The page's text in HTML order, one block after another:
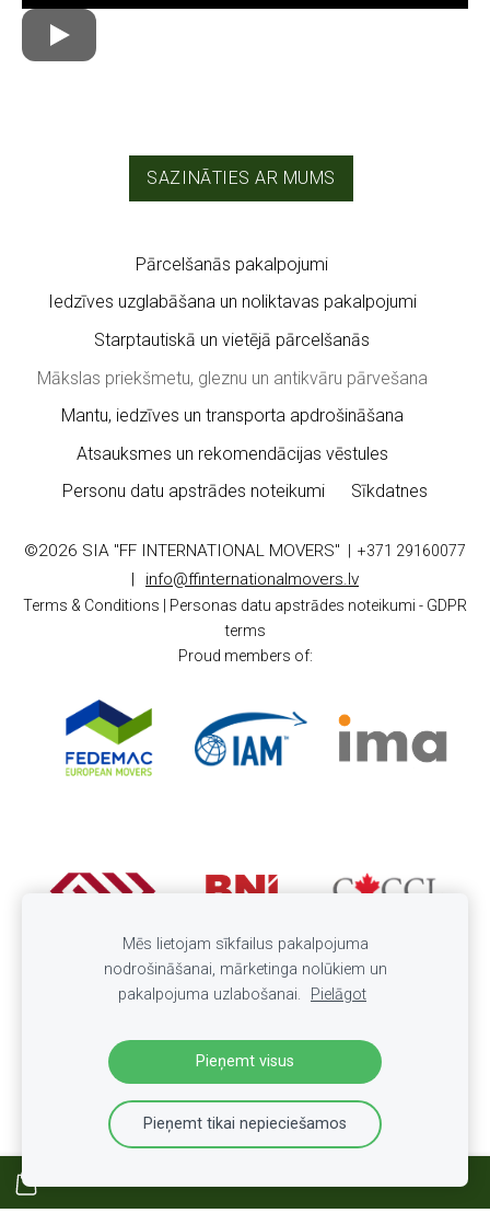
SAZINĀTIES AR MUMS
Pārcelšanās pakalpojumi
Iedzīves uzglabāšana un noliktavas pakalpojumi
Starptautiskā un vietējā pārcelšanās
Mākslas priekšmetu, gleznu un antikvāru pārvešana
Mantu, iedzīves un transporta apdrošināšana
Atsauksmes un rekomendācijas vēstules
Personu datu apstrādes noteikumi
Sīkdatnes
©2026 SIA "FF INTERNATIONAL MOVERS" +371 29160077
| info@ffinternationalmovers.lv
Terms & Conditions | Personas datu apstrādes noteikumi - GDPR
terms
Proud members of:
Mēs lietojam sīkfailus pakalpojuma
nodrošināšanai, mārketinga nolūkiem un
pakalpojuma uzlabošanai.
Pielāgot
Pieņemt visus
Pieņemt tikai nepieciešamos